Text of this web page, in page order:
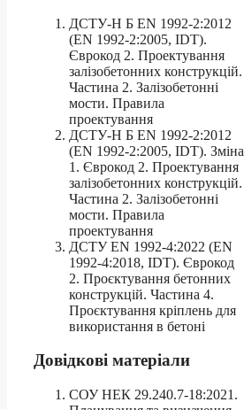
ДСТУ-Н Б EN 1992-2:2012
(EN 1992-2:2005, IDT).
Єврокод 2. Проектування
залізобетонних конструкцій.
Частина 2. Залізобетонні
мости. Правила
проектування
ДСТУ-Н Б EN 1992-2:2012
(EN 1992-2:2005, IDT). Зміна
1. Єврокод 2. Проектування
залізобетонних конструкцій.
Частина 2. Залізобетонні
мости. Правила
проектування
ДСТУ EN 1992-4:2022 (EN
1992-4:2018, IDT). Єврокод
2. Проєктування бетонних
конструкцій. Частина 4.
Проєктування кріплень для
використання в бетоні
Довідкові матеріали
СОУ НЕК 29.240.7-18:2021.